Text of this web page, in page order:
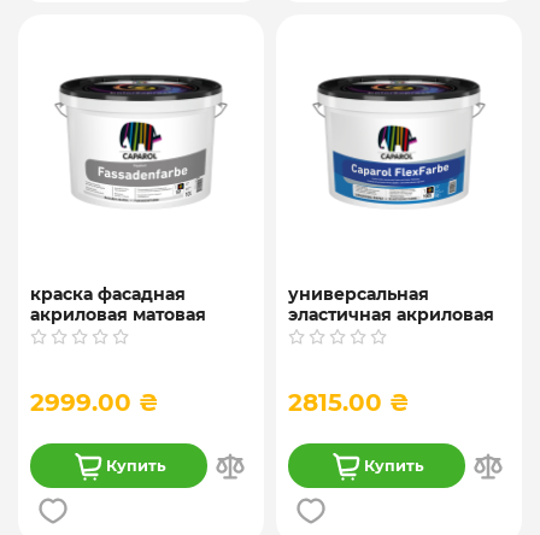
краска фасадная
акриловая матовая
Caparol "Capatect
2999.00 ₴
Купить
универсальная
эластичная акриловая
краска Caparol
2815.00 ₴
Купить